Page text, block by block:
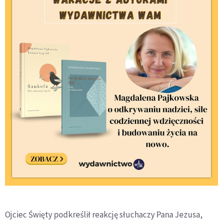
Ojciec Święty podkreślił reakcję słuchaczy Pana Jezusa,